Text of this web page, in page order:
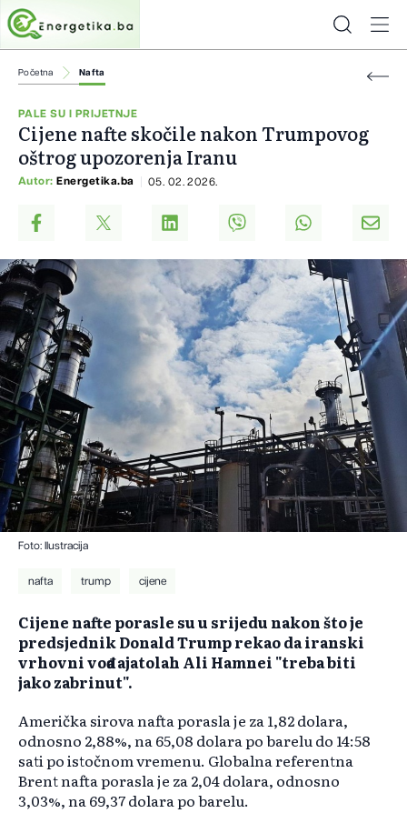
Početna Nafta
PALE SU I PRIJETNJE
Cijene nafte skočile nakon Trumpovog
oštrog upozorenja Iranu
Autor: Energetika.ba 05. 02. 2026.
Foto: Ilustracija
nafta trump cijene
Cijene nafte porasle su u srijedu nakon što je
predsjednik Donald Trump rekao da iranski
vrhovni vođa ajatolah Ali Hamnei "treba biti
jako zabrinut".
Američka sirova nafta porasla je za 1,82 dolara,
odnosno 2,88%, na 65,08 dolara po barelu do 14:58
sati po istočnom vremenu. Globalna referentna
Brent nafta porasla je za 2,04 dolara, odnosno
3,03%, na 69,37 dolara po barelu.